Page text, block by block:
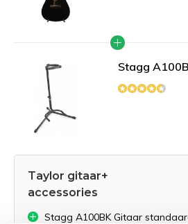
Stagg
Taylor gitaar+
accessories
Stagg A100BK Gitaar